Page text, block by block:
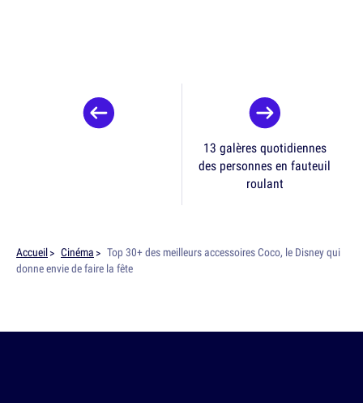
13 galères quotidiennes
des personnes en fauteuil
roulant
Accueil Cinéma
Top 30+ des meilleurs accessoires Coco, le Disney qui
donne envie de faire la fête